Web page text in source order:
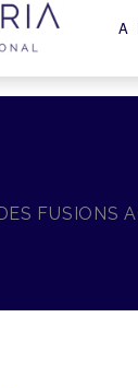
A
FUSIONS